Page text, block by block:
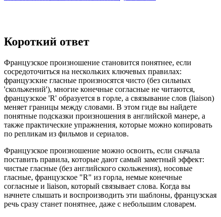
Короткий ответ
Французское произношение становится понятнее, если
сосредоточиться на нескольких ключевых правилах:
французские гласные произносятся чисто (без сильных
'скольжений'), многие конечные согласные не читаются,
французское 'R' образуется в горле, а связывание слов (liaison)
меняет границы между словами. В этом гиде вы найдете
понятные подсказки произношения в английской манере, а
также практические упражнения, которые можно копировать
по репликам из фильмов и сериалов.
Французское произношение можно освоить, если сначала
поставить правила, которые дают самый заметный эффект:
чистые гласные (без английского скольжения), носовые
гласные, французское "R" из горла, немые конечные
согласные и liaison, который связывает слова. Когда вы
начнете слышать и воспроизводить эти шаблоны, французская
речь сразу станет понятнее, даже с небольшим словарем.